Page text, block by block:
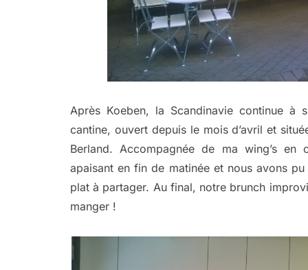
Après Koeben, la Scandinavie continue à
cantine, ouvert depuis le mois d’avril et
Berland. Accompagnée de ma wing’s
apaisant en fin de matinée et nous avons
plat à partager. Au final, notre brunch
manger !